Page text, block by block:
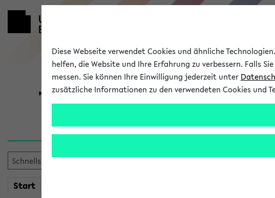
Universität Forschung Studium
Start
Sie möchten auf eine eKVV Funktion
Diese Webseite verwendet Cookies und ähnliche
helfen, die Website und Ihre Erfahrung zu verbessern. Falls
messen. Sie können Ihre Einwilligung jederzeit unter
zusätzliche Informationen zu den verwendeten Cookies und